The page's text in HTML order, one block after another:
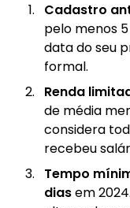
Cadastro
pelo menos
data do seu
formal.
Renda
de média
considera
recebeu
Tempo
diasem